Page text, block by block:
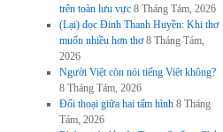
trên toàn lưu vực 8 Tháng Tám, 2026
(Lại) đọc Đinh Thanh Huyền: Khi thơ
muốn nhiều hơn thơ 8 Tháng Tám,
2026
Người Việt còn nói tiếng Việt không?
8 Tháng Tám, 2026
Đối thoại giữa hai tấm hình 8 Tháng
Tám, 2026